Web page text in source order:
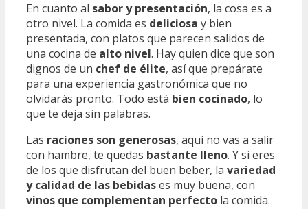
En cuanto al sabor y presentación, la cosa es a
otro nivel. La comida es deliciosa y bien
presentada, con platos que parecen salidos de
una cocina de alto nivel. Hay quien dice que son
dignos de un chef de élite, así que prepárate
para una experiencia gastronómica que no
olvidarás pronto. Todo está bien cocinado, lo
que te deja sin palabras.
Las raciones son generosas, aquí no vas a salir
con hambre, te quedas bastante lleno. Y si eres
de los que disfrutan del buen beber, la variedad
y calidad de las bebidases muy buena, con
vinos que complementan perfecto la comida.